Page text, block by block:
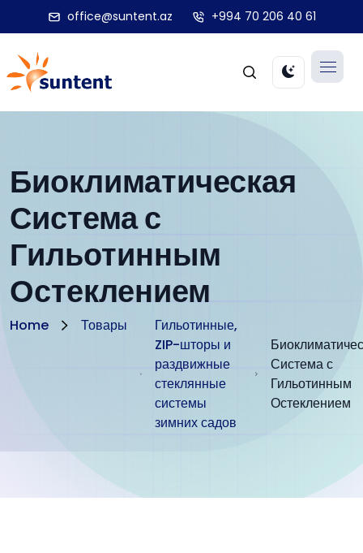
office@suntent.az +994 70 206 40 61
Биоклиматическая
Система с
Гильотинным
Остеклением
Home Товары
Гильотинные,
ZIP-шторы и
раздвижные
стеклянные
системы
зимних садов
Система с
Гильотинным
Остеклением